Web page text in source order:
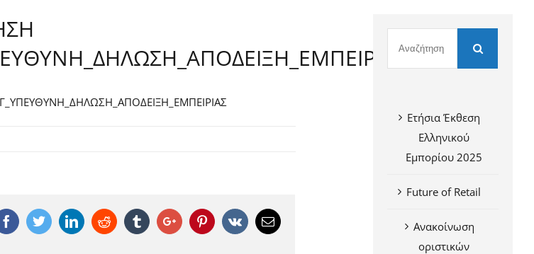
FacebookTwitterLinkedinReddit TumblrGoogle+PinterestVk Email
Ετήσια Έκθεση
Ελληνικού
Εμπορίου 2025
Future of Retail
Ανακοίνωση
οριστικών